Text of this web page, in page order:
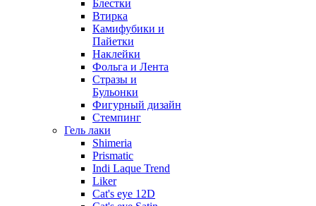
Блестки
Втирка
Камифубики и
Пайетки
Наклейки
Фольга и Лента
Стразы и
Бульонки
Фигурный дизайн
Стемпинг
Гель лаки
Shimeria
Prismatic
Indi Laque Trend
Liker
Cat's eye 12D